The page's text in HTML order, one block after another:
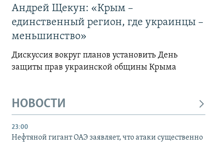
Андрей Щекун: «Крым –
единственный регион, где украинцы –
меньшинство»
Дискуссия вокруг планов установить День
защиты прав украинской общины Крыма
НОВОСТИ
23:00
Нефтяной гигант ОАЭ заявляет, что атаки существенно